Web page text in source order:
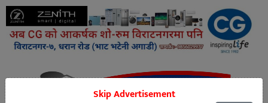
Skip Advertisement